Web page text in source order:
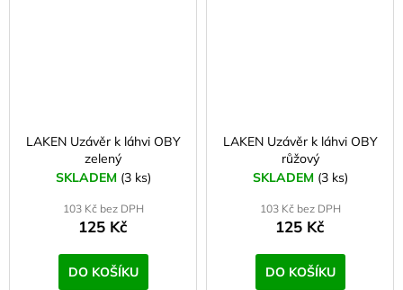
LAKEN Uzávěr k láhvi OBY
zelený
SKLADEM (3 ks)
103 Kč bez DPH
125 Kč
DO KOŠÍKU
LAKEN Uzávěr k láhvi OBY
růžový
SKLADEM (3 ks)
103 Kč bez DPH
125 Kč
DO KOŠÍKU